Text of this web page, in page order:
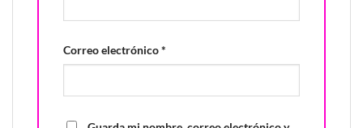
Correo electrónico*